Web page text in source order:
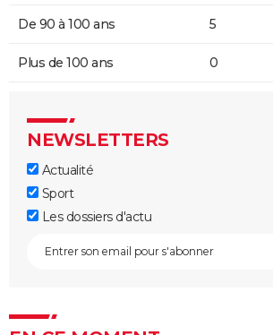
De 90 à 100 ans 5
Plus de 100 ans 0
NEWSLETTERS
Actualité
Sport
Les dossiers d'actu